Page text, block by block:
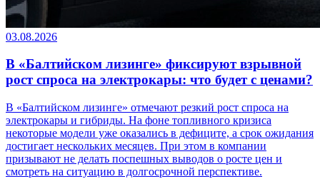
03.08.2026
В «Балтийском лизинге» фиксируют взрывной
рост спроса на электрокары: что будет с ценами?
В «Балтийском лизинге» отмечают резкий рост спроса на
электрокары и гибриды. На фоне топливного кризиса
некоторые модели уже оказались в дефиците, а срок ожидания
достигает нескольких месяцев. При этом в компании
призывают не делать поспешных выводов о росте цен и
смотреть на ситуацию в долгосрочной перспективе.